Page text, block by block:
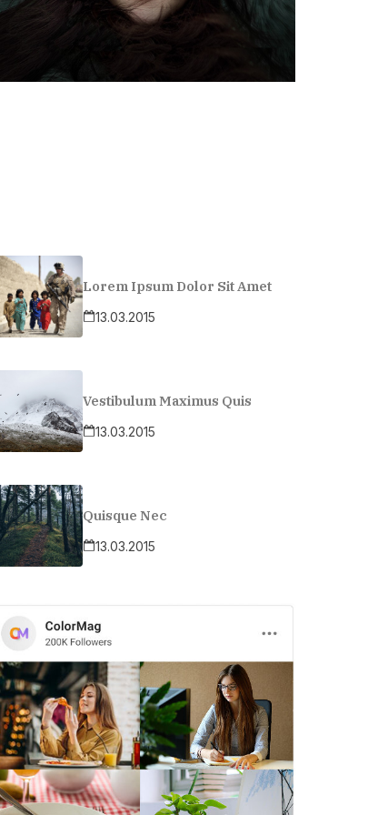
Lorem Ipsum Dolor Sit Amet
13.03.2015
Vestibulum Maximus Quis
13.03.2015
Quisque Nec
13.03.2015